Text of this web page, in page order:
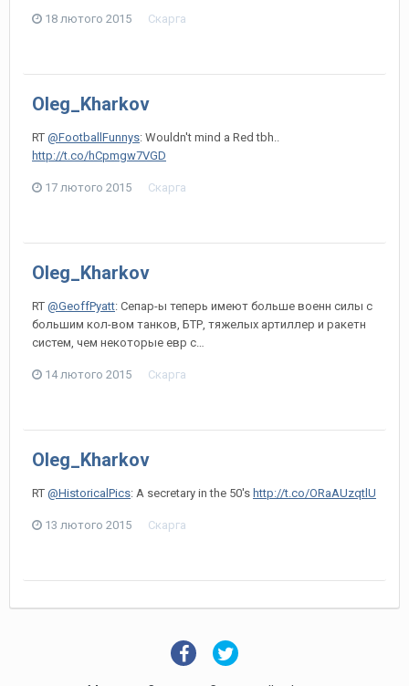
18 лютого 2015 Скарга
Oleg_Kharkov
RT @FootballFunnys: Wouldn't mind a Red tbh..
http://t.co/hCpmgw7VGD
17 лютого 2015 Скарга
Oleg_Kharkov
RT @GeoffPyatt: Сепар-ы теперь имеют больше военн силы с
большим кол-вом танков, БТР, тяжелых артиллер и ракетн
систем, чем некоторые евр с…
14 лютого 2015 Скарга
Oleg_Kharkov
RT @HistoricalPics: A secretary in the 50's http://t.co/ORaAUzqtlU
13 лютого 2015 Скарга